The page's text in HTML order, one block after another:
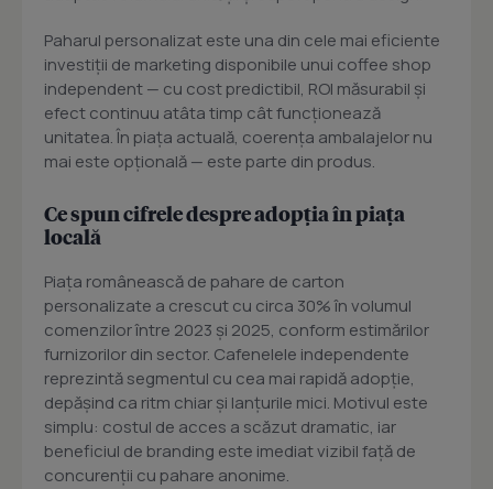
Paharul personalizat este una din cele mai eficiente
investiții de marketing disponibile unui coffee shop
independent — cu cost predictibil, ROI măsurabil și
efect continuu atâta timp cât funcționează
unitatea. În piața actuală, coerența ambalajelor nu
mai este opțională — este parte din produs.
Ce spun cifrele despre adopția în piața
locală
Piața românească de pahare de carton
personalizate a crescut cu circa 30% în volumul
comenzilor între 2023 și 2025, conform estimărilor
furnizorilor din sector. Cafenelele independente
reprezintă segmentul cu cea mai rapidă adopție,
depășind ca ritm chiar și lanțurile mici. Motivul este
simplu: costul de acces a scăzut dramatic, iar
beneficiul de branding este imediat vizibil față de
concurenții cu pahare anonime.